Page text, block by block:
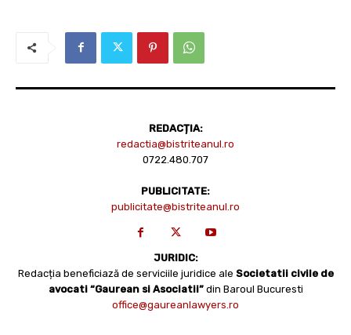
REDACȚIA:
redactia@bistriteanul.ro
0722.480.707
PUBLICITATE:
publicitate@bistriteanul.ro
JURIDIC:
Redacția beneficiază de serviciile juridice ale Societatii civile de
avocati “Gaurean si Asociatii” din Baroul Bucuresti
office@gaureanlawyers.ro